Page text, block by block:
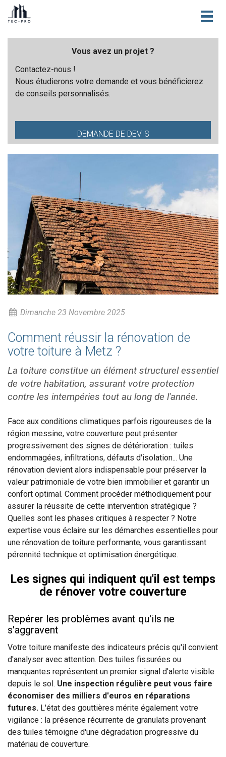
Vous avez un projet ?
Contactez-nous !
Nous étudierons votre demande et vous bénéficierez
de conseils personnalisés.
DEMANDE DE DEVIS
Dimanche 23 Novembre 2025
Comment réussir la rénovation de
votre toiture à Metz ?
La toiture constitue un élément structurel essentiel
de votre habitation, assurant votre protection
contre les intempéries tout au long de l'année.
Face aux conditions climatiques parfois rigoureuses de la
région messine, votre couverture peut présenter
progressivement des signes de détérioration : tuiles
endommagées, infiltrations, défauts d'isolation... Une
rénovation devient alors indispensable pour préserver la
valeur patrimoniale de votre bien immobilier et garantir un
confort optimal. Comment procéder méthodiquement pour
assurer la réussite de cette intervention stratégique ?
Quelles sont les phases critiques à respecter ? Notre
expertise vous éclaire sur les démarches essentielles pour
une rénovation de toiture performante, vous garantissant
pérennité technique et optimisation énergétique.
Les signes qui indiquent qu'il est temps
de rénover votre couverture
Repérer les problèmes avant qu'ils ne
s'aggravent
Votre toiture manifeste des indicateurs précis qu'il convient
d'analyser avec attention. Des tuiles fissurées ou
manquantes représentent un premier signal d'alerte visible
depuis le sol. Une inspection régulière peut vous faire
économiser des milliers d'euros en réparations
futures. L'état des gouttières mérite également votre
vigilance : la présence récurrente de granulats provenant
des tuiles témoigne d'une dégradation progressive du
matériau de couverture.